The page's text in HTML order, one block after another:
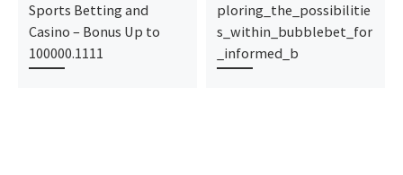
Sports Betting and
Casino – Bonus Up to
100000.1111
ploring_the_possibilitie
s_within_bubblebet_for
_informed_b